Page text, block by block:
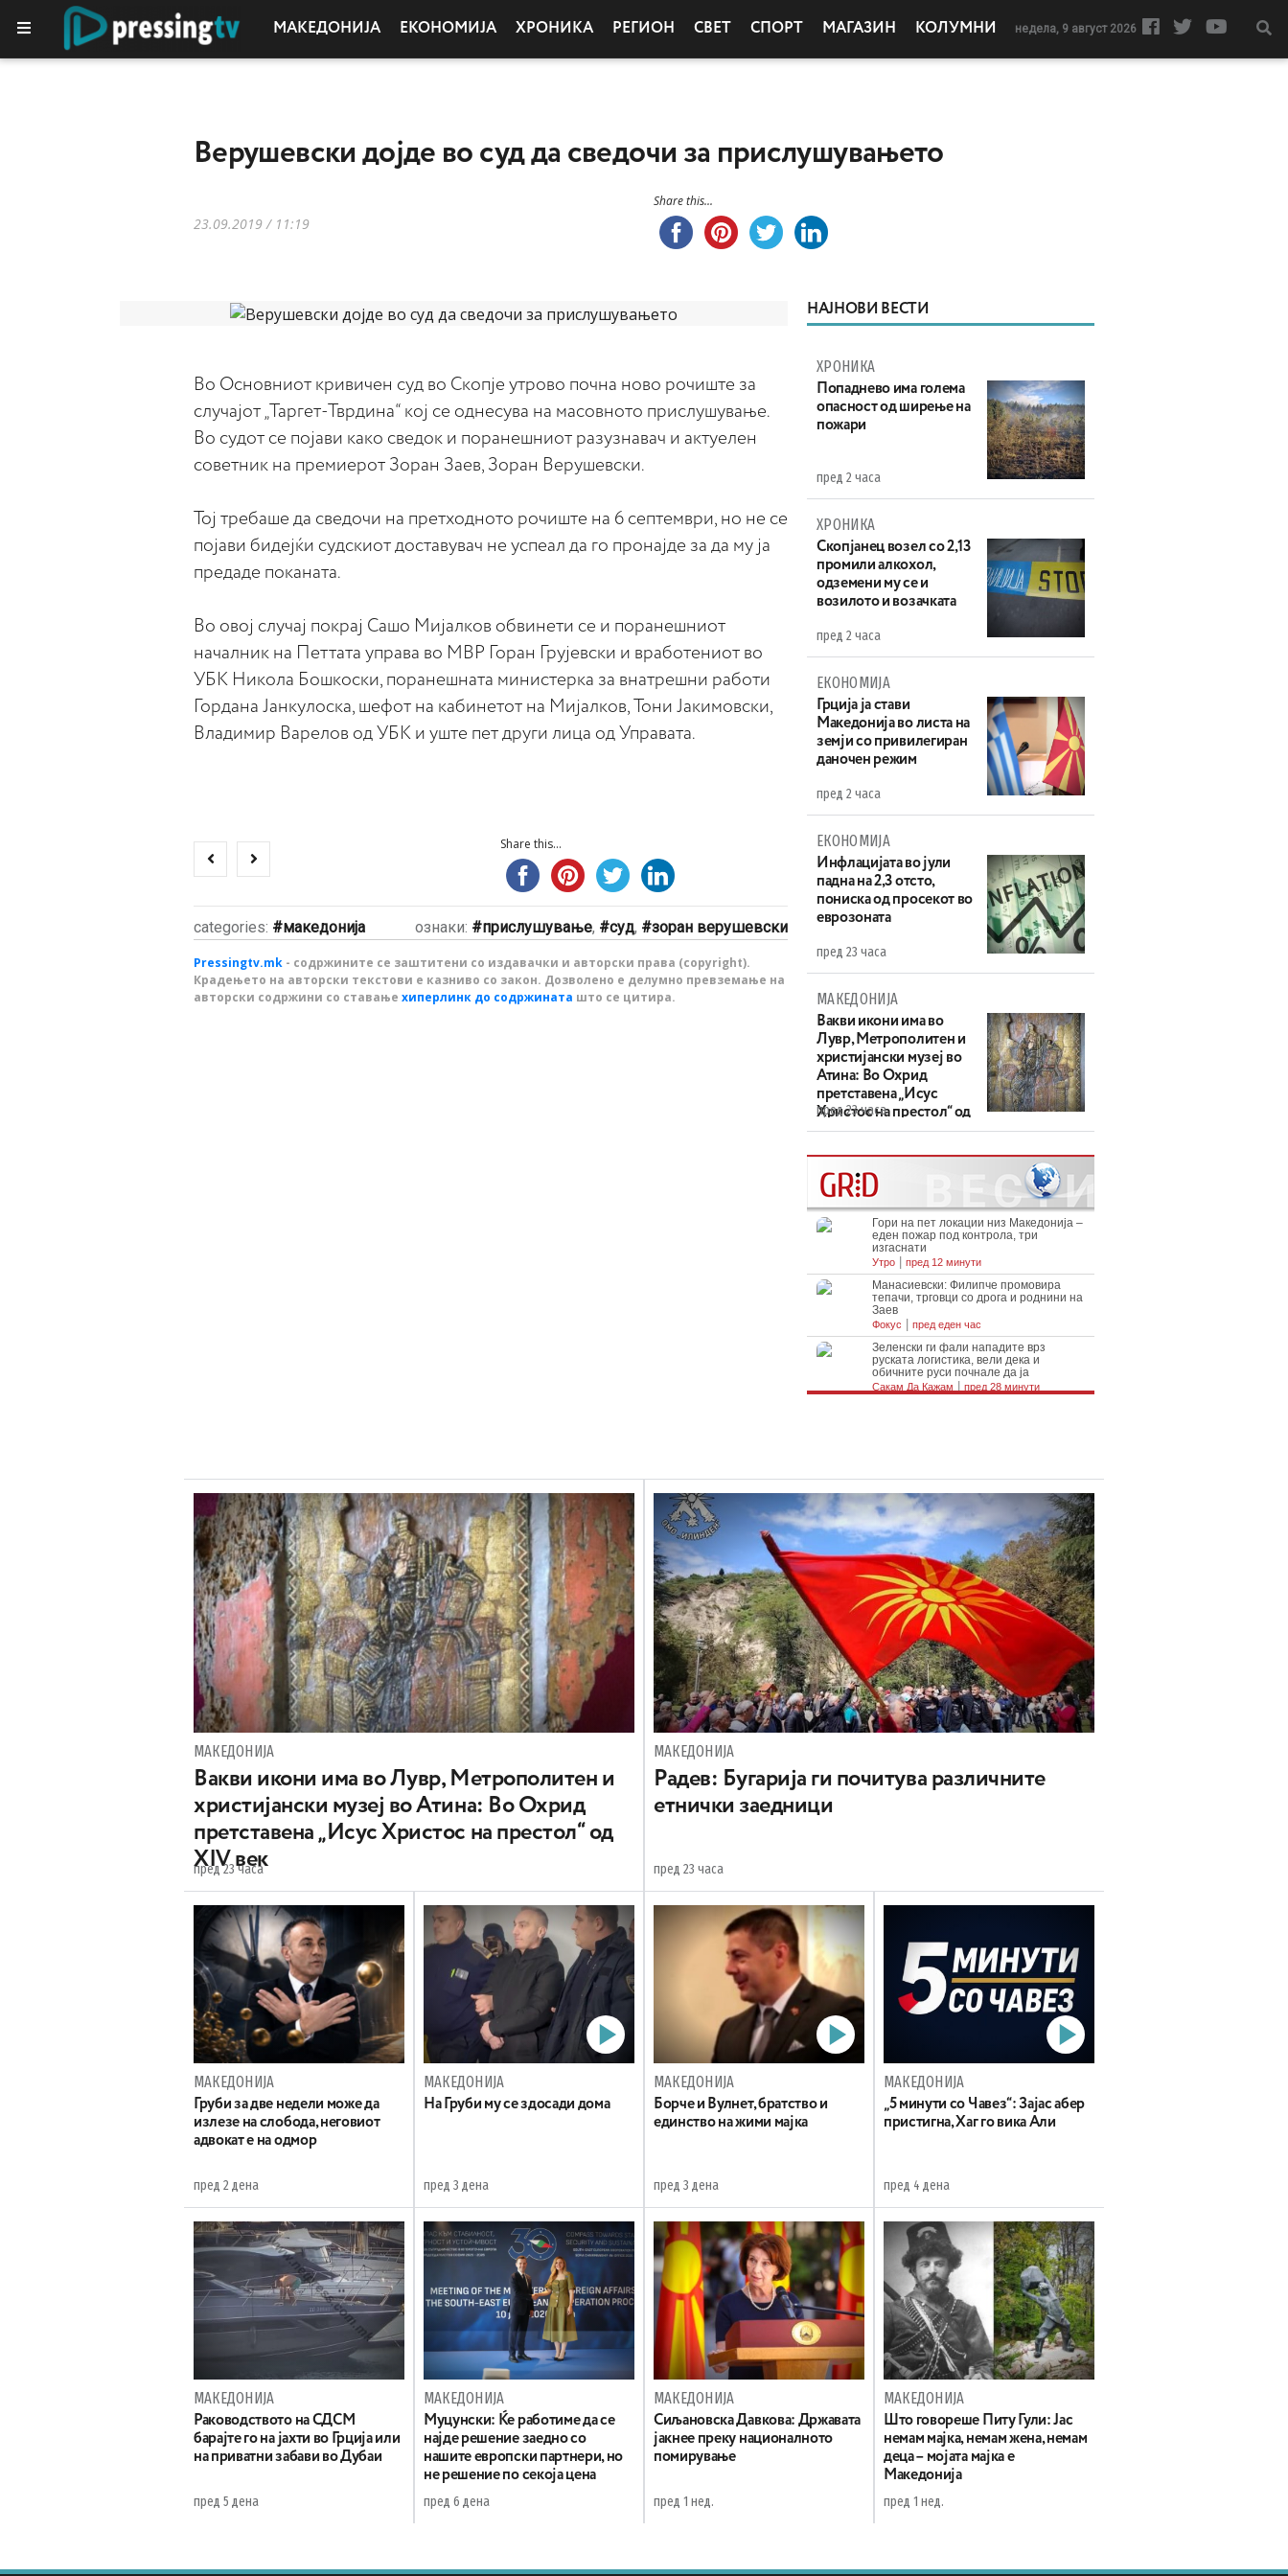
МАКЕДОНИЈА ЕКОНОМИЈА ХРОНИКА РЕГИОН СВЕТ СПОРТ МАГАЗИН КОЛУМНИ недела, 9 август 2026
Верушевски дојде во суд да сведочи за прислушувањето
23.09.2019 / 11:19
Share this...
Во Основниот кривичен суд во Скопје утрово почна ново рочиште за
случајот „Таргет-Тврдина“ кој се однесува на масовното прислушување.
Во судот се појави како сведок и поранешниот разузнавач и актуелен
советник на премиерот Зоран Заев, Зоран Верушевски.
Тој требаше да сведочи на претходното рочиште на 6 септември, но не се
појави бидејќи судскиот доставувач не успеал да го пронајде за да му ја
предаде поканата.
Во овој случај покрај Сашо Мијалков обвинети се и поранешниот
началник на Петтата управа во МВР Горан Грујевски и вработениот во
УБК Никола Бошкоски, поранешната министерка за внатрешни работи
Гордана Јанкулоска, шефот на кабинетот на Мијалков, Тони Јакимовски,
Владимир Варелов од УБК и уште пет други лица од Управата.
Share this...
categories: македонија ознаки: прислушување, суд, зоран верушевски
Pressingtv.mk - содржините се заштитени со издавачки и авторски права (copyright).
Крадењето на авторски текстови е казниво со закон. Дозволено е делумно превземање на
авторски содржини со ставање хиперлинк до содржината што се цитира.
НАЈНОВИ ВЕСТИ
ХРОНИКА
Попаднево има голема
опасност од ширење на
пожари
пред 2 часа
ХРОНИКА
Скопјанец возел со 2,13
промили алкохол,
одземени му се и
возилото и возачката
пред 2 часа
ЕКОНОМИЈА
Грција ја стави
Македонија во листа на
земји со привилегиран
даночен режим
пред 2 часа
ЕКОНОМИЈА
Инфлацијата во јули
падна на 2,3 отсто,
пониска од просекот во
еврозоната
пред 23 часа
МАКЕДОНИЈА
Вакви икони има во
Лувр, Метрополитен и
христијански музеј во
Атина: Во Охрид
претставена „Исус
Христос на престол“ од
XIV век
пред 23 часа
МАКЕДОНИЈА
Вакви икони има во Лувр, Метрополитен и
христијански музеј во Атина: Во Охрид
претставена „Исус Христос на престол“ од
XIV век
пред 23 часа
МАКЕДОНИЈА
Радев: Бугарија ги почитува различните
етнички заедници
пред 23 часа
МАКЕДОНИЈА
Груби за две недели може да
излезе на слобода, неговиот
адвокат е на одмор
пред 2 дена
МАКЕДОНИЈА
На Груби му се здосади дома
пред 3 дена
МАКЕДОНИЈА
Борче и Вулнет, братство и
единство на жими мајка
пред 3 дена
МАКЕДОНИЈА
„5 минути со Чавез“: Зајас абер
пристигна, Хаг го вика Али
пред 4 дена
МАКЕДОНИЈА
Раководството на СДСМ
барајте го на јахти во Грција или
на приватни забави во Дубаи
пред 5 дена
МАКЕДОНИЈА
Муцунски: Ќе работиме да се
најде решение заедно со
нашите европски партнери, но
не решение по секоја цена
пред 6 дена
МАКЕДОНИЈА
Сиљановска Давкова: Државата
јакнее преку националното
помирување
пред 1 нед.
МАКЕДОНИЈА
Што говореше Питу Гули: Јас
немам мајка, немам жена, немам
деца – мојата мајка е
Македонија
пред 1 нед.